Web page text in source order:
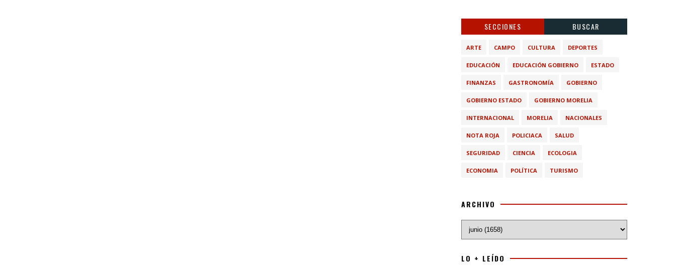
SECCIONES BUSCAR
ARTE CAMPO CULTURA DEPORTES
EDUCACIÓN EDUCACIÓN GOBIERNO ESTADO
FINANZAS GASTRONOMÍA GOBIERNO
GOBIERNO ESTADO GOBIERNO MORELIA
INTERNACIONAL MORELIA NACIONALES
NOTA ROJA POLICIACA SALUD
SEGURIDAD CIENCIA ECOLOGIA
ECONOMIA POLÍTICA TURISMO
ARCHIVO
LO + LEÍDO